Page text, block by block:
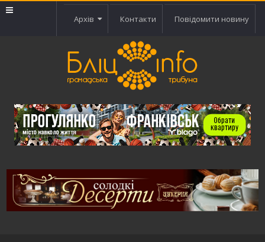
Архів Контакти Повідомити новину